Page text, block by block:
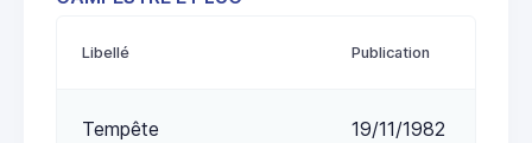
Libellé Publication
Tempête 19/11/1982